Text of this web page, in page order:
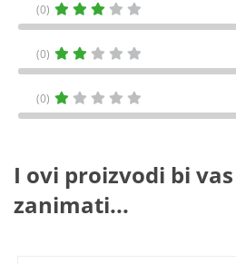
(0)
(0)
(0)
I ovi proizvodi bi
zanimati...